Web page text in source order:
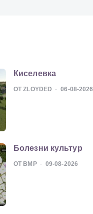
Киселевка
ОТ ZLOYDED 06-08-2026
Болезни культур
ОТ BMP 09-08-2026